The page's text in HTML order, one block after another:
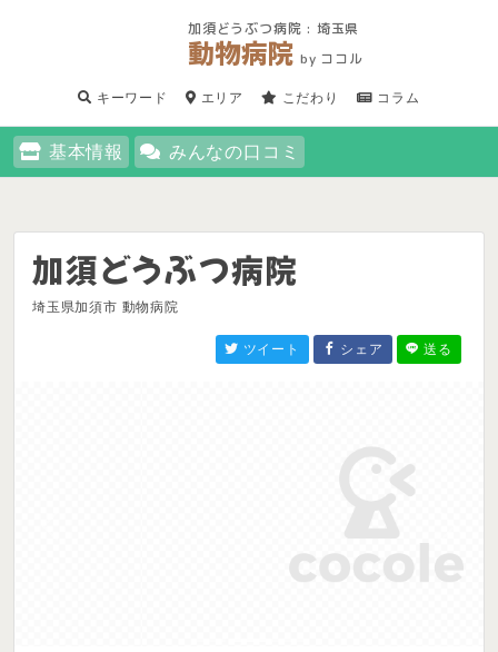
加須どうぶつ病院 : 埼玉県
動物病院by ココル
キーワード エリア こだわり コラム
基本情報 みんなの口コミ
加須どうぶつ病院
埼玉県加須市 動物病院
ツイート シェア 送る